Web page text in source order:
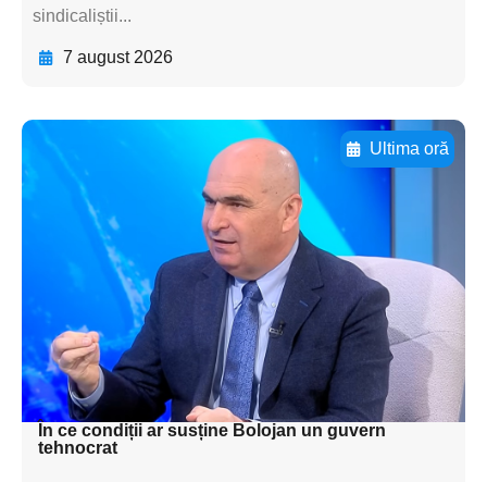
sindicaliștii...
7 august 2026
Ultima oră
Adaugă aici textul pentru
subtitluAdaugă aici
textul pentru
subtitluAdaugă aici
textul pentru
subtitluAdaugă aici
textul pentru subti
În ce condiții ar susține Bolojan un guvern
tehnocrat